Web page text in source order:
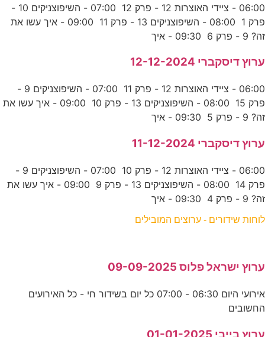
06:00 - ציידי האוצרות 12 - פרק 12 07:00 - השיפוצניקים 10 -
פרק 1 08:00 - השיפוצניקים 13 - פרק 11 09:00 - איך עשו את
זה? 9 - פרק 6 09:30 - איך
ערוץ דיסקברי 12-12-2024
06:00 - ציידי האוצרות 12 - פרק 11 07:00 - השיפוצניקים 9 -
פרק 15 08:00 - השיפוצניקים 13 - פרק 10 09:00 - איך עשו את
זה? 9 - פרק 5 09:30 - איך
ערוץ דיסקברי 11-12-2024
06:00 - ציידי האוצרות 12 - פרק 10 07:00 - השיפוצניקים 9 -
פרק 14 08:00 - השיפוצניקים 13 - פרק 9 09:00 - איך עשו את
זה? 9 - פרק 4 09:30 - איך
לוחות שידורים - ערוצים המובילים
ערוץ ישראל פלוס 09-09-2025
אירועי היום 06:30 - 07:00 כל יום בשידור חי - כל האירועים
החשובים
ערוץ בייבי 01-01-2025